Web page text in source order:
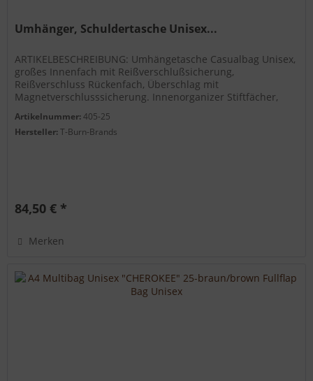
Umhänger, Schuldertasche Unisex...
ARTIKELBESCHREIBUNG: Umhängetasche Casualbag Unisex,
großes Innenfach mit Reißverschlußsicherung,
Reißverschluss Rückenfach, Überschlag mit
Magnetverschlusssicherung. Innenorganizer Stiftfächer,
Artikelnummer:405-25
Hersteller:T-Burn-Brands
84,50 € *
Merken